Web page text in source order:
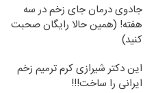
جادوی درمان جای زخم در سه
هفته! (همین حالا رایگان صحبت
کنید)
این دکتر شیرازی کرم ترمیم زخم
ایرانی را ساخت!!!